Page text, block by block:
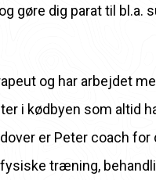
gøre dig parat til bl.a.
og har arbejdet
i kødbyen som altid
er Peter coach for
træning,